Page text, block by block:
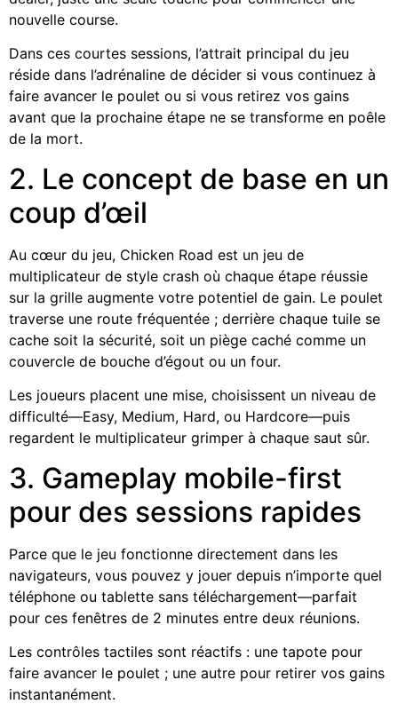
nouvelle course.
Dans ces courtes sessions, l’attrait principal du jeu
réside dans l’adrénaline de décider si vous continuez à
faire avancer le poulet ou si vous retirez vos gains
avant que la prochaine étape ne se transforme en poêle
de la mort.
2. Le concept de base en un
coup d’œil
Au cœur du jeu, Chicken Road est un jeu de
multiplicateur de style crash où chaque étape réussie
sur la grille augmente votre potentiel de gain. Le poulet
traverse une route fréquentée ; derrière chaque tuile se
cache soit la sécurité, soit un piège caché comme un
couvercle de bouche d’égout ou un four.
Les joueurs placent une mise, choisissent un niveau de
difficulté—Easy, Medium, Hard, ou Hardcore—puis
regardent le multiplicateur grimper à chaque saut sûr.
3. Gameplay mobile-first
pour des sessions rapides
Parce que le jeu fonctionne directement dans les
navigateurs, vous pouvez y jouer depuis n’importe quel
téléphone ou tablette sans téléchargement—parfait
pour ces fenêtres de 2 minutes entre deux réunions.
Les contrôles tactiles sont réactifs : une tapote pour
faire avancer le poulet ; une autre pour retirer vos gains
instantanément.